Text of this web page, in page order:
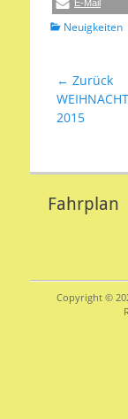
E-Mail
Kategorien
Neuigkeiten
← Zurück
Vorheriger
Beitrag:
2015
Fahrplan
Copyright ©